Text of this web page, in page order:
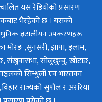
यस रेडियोको प्रसारण
भैरहेको छ । यसको
इटालीयन उपकरणहरू
मोरङ ,सुनसरी, झापा, इलाम,
संखुवासभा, सोलुखुम्बु, खोटाङ,
सिन्धुली एवं भारतका
राज्यको सुपौल र अररिया